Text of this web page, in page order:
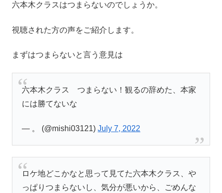
六本木クラスはつまらないのでしょうか。
視聴された方の声をご紹介します。
まずはつまらないと言う意見は
六本木クラス つまらない！観るの辞めた、本家
には勝てないな
— 。 (@mishi03121)July 7, 2022
ロケ地どこかなと思って見てた六本木クラス、や
っぱりつまらないし、気分が悪いから、ごめんな